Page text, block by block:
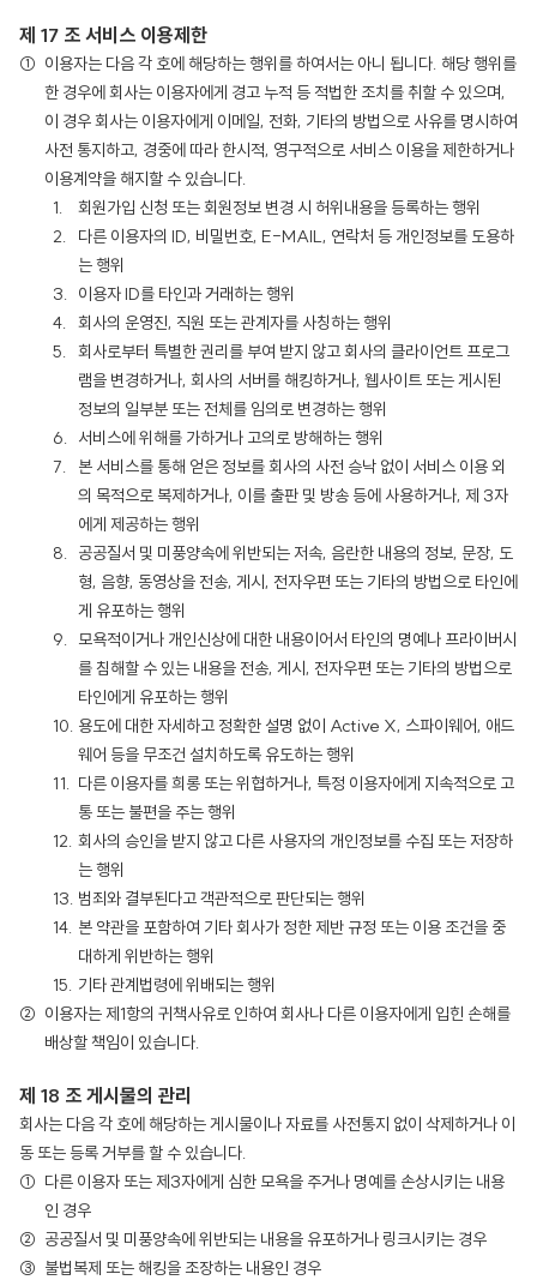
제 17 조 서비스 이용제한
이용자는 다음 각 호에 해당하는 행위를 하여서는 아니 됩니다. 해당 행위를
한 경우에 회사는 이용자에게 경고 누적 등 적법한 조치를 취할 수 있으며,
이 경우 회사는 이용자에게 이메일, 전화, 기타의 방법으로 사유를 명시하여
사전 통지하고, 경중에 따라 한시적, 영구적으로 서비스 이용을 제한하거나
이용계약을 해지할 수 있습니다.
회원가입 신청 또는 회원정보 변경 시 허위내용을 등록하는 행위
다른 이용자의 ID, 비밀번호, E-MAIL, 연락처 등 개인정보를 도용하
는 행위
이용자 ID를 타인과 거래하는 행위
회사의 운영진, 직원 또는 관계자를 사칭하는 행위
회사로부터 특별한 권리를 부여 받지 않고 회사의 클라이언트 프로그
램을 변경하거나, 회사의 서버를 해킹하거나, 웹사이트 또는 게시된
정보의 일부분 또는 전체를 임의로 변경하는 행위
서비스에 위해를 가하거나 고의로 방해하는 행위
본 서비스를 통해 얻은 정보를 회사의 사전 승낙 없이 서비스 이용 외
의 목적으로 복제하거나, 이를 출판 및 방송 등에 사용하거나, 제 3자
에게 제공하는 행위
공공질서 및 미풍양속에 위반되는 저속, 음란한 내용의 정보, 문장, 도
형, 음향, 동영상을 전송, 게시, 전자우편 또는 기타의 방법으로 타인에
게 유포하는 행위
모욕적이거나 개인신상에 대한 내용이어서 타인의 명예나 프라이버시
를 침해할 수 있는 내용을 전송, 게시, 전자우편 또는 기타의 방법으로
타인에게 유포하는 행위
용도에 대한 자세하고 정확한 설명 없이 Active X, 스파이웨어, 애드
웨어 등을 무조건 설치하도록 유도하는 행위
다른 이용자를 희롱 또는 위협하거나, 특정 이용자에게 지속적으로 고
통 또는 불편을 주는 행위
회사의 승인을 받지 않고 다른 사용자의 개인정보를 수집 또는 저장하
는 행위
범죄와 결부된다고 객관적으로 판단되는 행위
본 약관을 포함하여 기타 회사가 정한 제반 규정 또는 이용 조건을 중
대하게 위반하는 행위
기타 관계법령에 위배되는 행위
이용자는 제1항의 귀책사유로 인하여 회사나 다른 이용자에게 입힌 손해를
배상할 책임이 있습니다.
제 18 조 게시물의 관리
회사는 다음 각 호에 해당하는 게시물이나 자료를 사전통지 없이 삭제하거나 이
동 또는 등록 거부를 할 수 있습니다.
다른 이용자 또는 제3자에게 심한 모욕을 주거나 명예를 손상시키는 내용
인 경우
공공질서 및 미풍양속에 위반되는 내용을 유포하거나 링크시키는 경우
불법복제 또는 해킹을 조장하는 내용인 경우